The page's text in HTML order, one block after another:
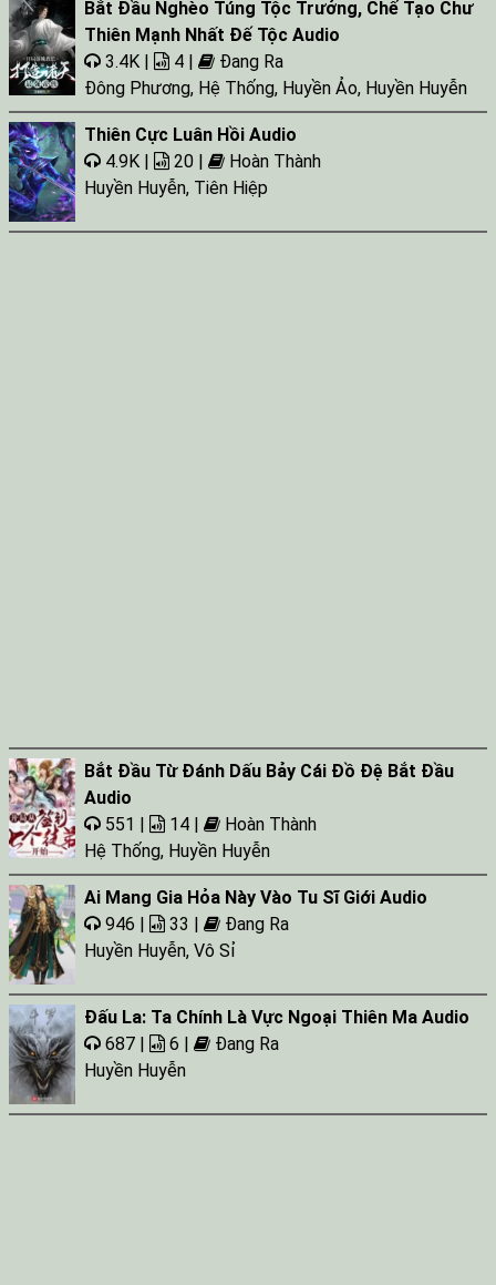
Bắt Đầu Nghèo Túng Tộc Trưởng, Chế Tạo Chư
Thiên Mạnh Nhất Đế Tộc Audio
3.4K |
4 |
Đang Ra
Đông Phương, Hệ Thống, Huyền Ảo, Huyền Huyễn
Thiên Cực Luân Hồi Audio
4.9K |
20 |
Hoàn Thành
Huyền Huyễn, Tiên Hiệp
Bắt Đầu Từ Đánh Dấu Bảy Cái Đồ Đệ Bắt Đầu
Audio
551 |
14 |
Hoàn Thành
Hệ Thống, Huyền Huyễn
Ai Mang Gia Hỏa Này Vào Tu Sĩ Giới Audio
946 |
33 |
Đang Ra
Huyền Huyễn, Vô Sỉ
Đấu La: Ta Chính Là Vực Ngoại Thiên Ma Audio
687 |
6 |
Đang Ra
Huyền Huyễn